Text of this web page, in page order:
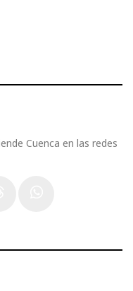
Cuenca en las redes